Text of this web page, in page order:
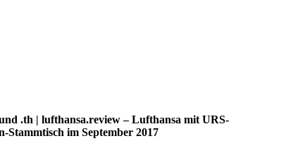
.th | lufthansa.review – Lufthansa mit URS-
Stammtisch im September 2017